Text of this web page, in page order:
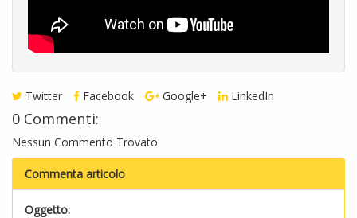
Twitter Facebook Google+ LinkedIn
0 Commenti:
Nessun Commento Trovato
Commenta articolo
Oggetto: